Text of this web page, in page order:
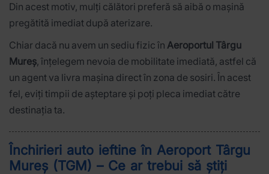
Din acest motiv, mulți călători preferă să aibă o mașină
pregătită imediat după aterizare.
Chiar dacă nu avem un sediu fizic în Aeroportul Târgu
Mureș, înțelegem nevoia de mobilitate imediată, astfel că
un agent va livra mașina direct în zona de sosiri. În acest
fel, eviți timpii de așteptare și poți pleca imediat către
destinația ta.
Închirieri auto ieftine în Aeroport Târgu
Mureș (TGM) – Ce ar trebui să știți